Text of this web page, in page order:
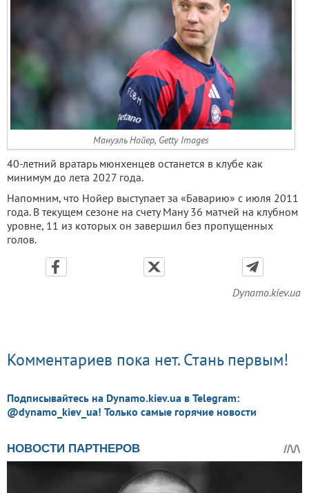
Мануэль Нойер, Getty Images
40-летний вратарь мюнхенцев останется в клубе как
минимум до лета 2027 года.
Напомним, что Нойер выступает за «Баварию» с июля 2011
года. В текущем сезоне на счету Ману 36 матчей на клубном
уровне, 11 из которых он завершил без пропущенных
голов.
Dynamo.kiev.ua
Комментариев пока нет. Стань первым!
Подписывайтесь на Dynamo.kiev.ua в Telegram:
@dynamo_kiev_ua! Только самые горячие новости